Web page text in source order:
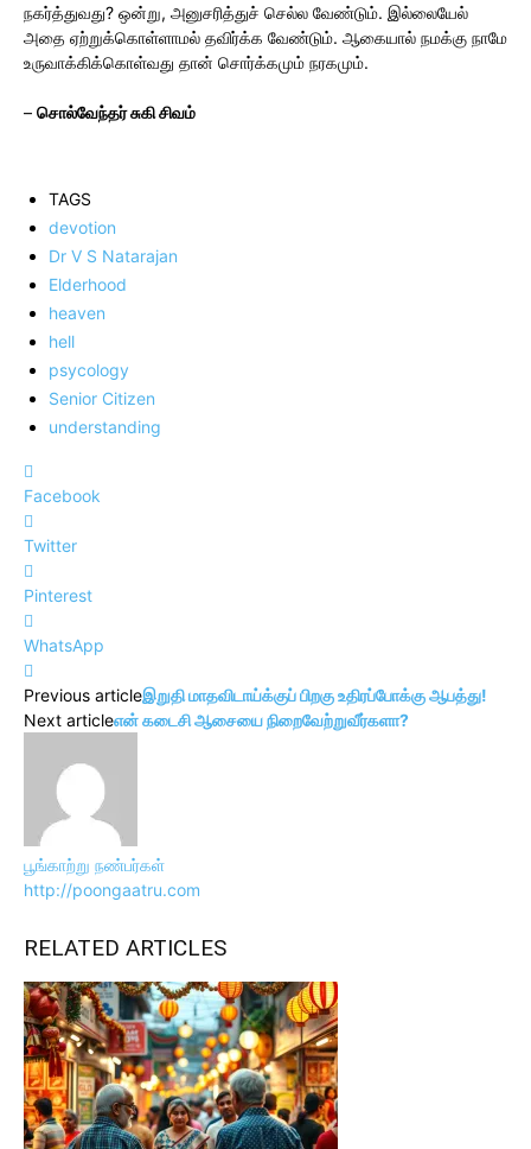
நகர்த்துவது? ஒன்று, அனுசரித்துச் செல்ல வேண்டும். இல்லையேல்
அதை ஏற்றுக்கொள்ளாமல் தவிர்க்க வேண்டும். ஆகையால் நமக்கு நாமே
உருவாக்கிக்கொள்வது தான் சொர்க்கமும் நரகமும்.
– சொல்வேந்தர் சுகி சிவம்
TAGS
devotion
Dr V S Natarajan
Elderhood
heaven
hell
psycology
Senior Citizen
understanding
Facebook
Twitter
Pinterest
WhatsApp
Previous articleஇறுதி மாதவிடாய்க்குப் பிறகு உதிரப்போக்கு ஆபத்து!
Next articleஎன் கடைசி ஆசையை நிறைவேற்றுவீர்களா?
பூங்காற்று நண்பர்கள்
http://poongaatru.com
RELATED ARTICLES